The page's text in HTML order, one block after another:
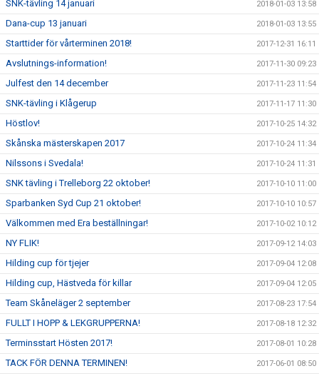
SNK-tävling 14 januari 2018-01-03 13:58
Dana-cup 13 januari 2018-01-03 13:55
Starttider för vårterminen 2018! 2017-12-31 16:11
Avslutnings-information! 2017-11-30 09:23
Julfest den 14 december 2017-11-23 11:54
SNK-tävling i Klågerup 2017-11-17 11:30
Höstlov! 2017-10-25 14:32
Skånska mästerskapen 2017 2017-10-24 11:34
Nilssons i Svedala! 2017-10-24 11:31
SNK tävling i Trelleborg 22 oktober! 2017-10-10 11:00
Sparbanken Syd Cup 21 oktober! 2017-10-10 10:57
Välkommen med Era beställningar! 2017-10-02 10:12
NY FLIK! 2017-09-12 14:03
Hilding cup för tjejer 2017-09-04 12:08
Hilding cup, Hästveda för killar 2017-09-04 12:05
Team Skåneläger 2 september 2017-08-23 17:54
FULLT I HOPP & LEKGRUPPERNA! 2017-08-18 12:32
Terminsstart Hösten 2017! 2017-08-01 10:28
TACK FÖR DENNA TERMINEN! 2017-06-01 08:50